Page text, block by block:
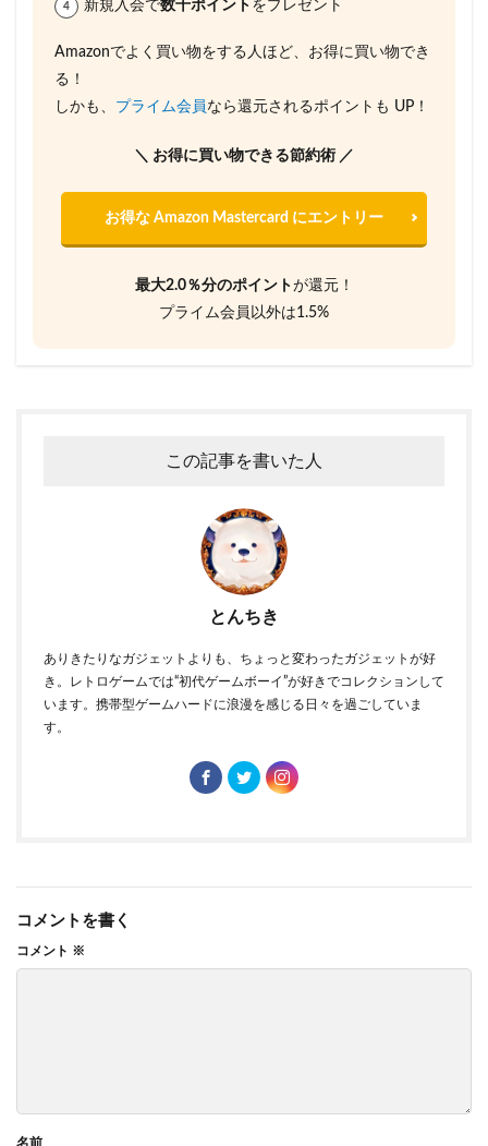
新規入会で数千ポイント をプレゼント
Amazonでよく買い物をする人ほど、お得に買い物でき
る！
しかも、 プライム会員 なら還元されるポイントも UP！
＼ お得に買い物できる節約術 ／
お得な Amazon Mastercard にエントリー
最大2.0％分のポイントが還元！
プライム会員以外は1.5%
この記事を書いた人
とんちき
ありきたりなガジェットよりも、ちょっと変わったガジェットが好
き。レトロゲームでは“初代ゲームボーイ”が好きでコレクションして
います。携帯型ゲームハードに浪漫を感じる日々を過ごしていま
す。
コメントを書く
コメント ※
名前